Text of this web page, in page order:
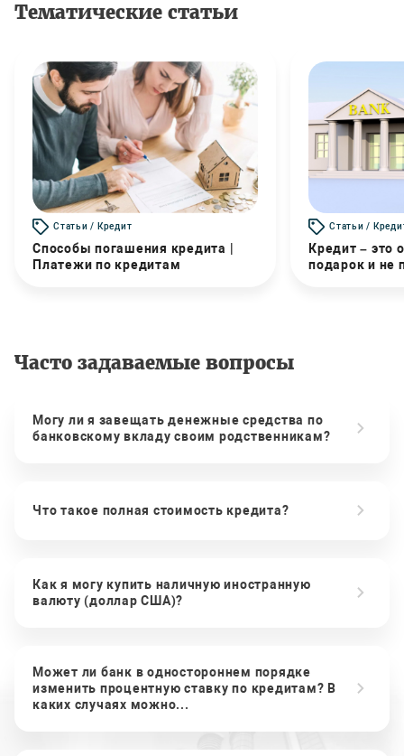
Тематические статьи
Статьи / Кредит
Способы погашения кредита |
Платежи по кредитам
Статьи /
Кредит – это
подарок и не
Часто задаваемые вопросы
Могу ли я завещать денежные средства по
банковскому вкладу своим родственникам?
Что такое полная стоимость кредита?
Как я могу купить наличную иностранную
валюту (доллар США)?
Может ли банк в одностороннем порядке
изменить процентную ставку по кредитам? В
каких случаях можно...